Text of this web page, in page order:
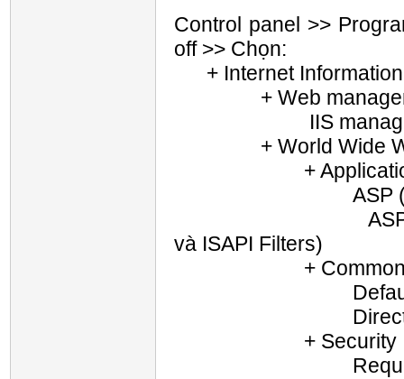
Control panel >>
off >> Chọn:
+ Internet
+ Web
IIS
+ World Wide
+ Application
ASP (kéo theo
ASP.NET (kéo
và ISAPI Filters)
+ Common
Default
Directory
+ Security
Request